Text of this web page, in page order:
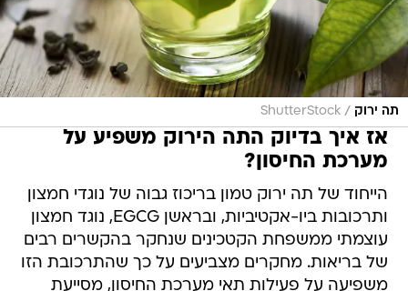
תה ירוק /
ShutterStock
אז איך בדיוק התה הירוק משפיע על
מערכת החיסון?
הייחוד של תה ירוק טמון בריכוז גבוה של נוגדי חמצון
ותרכובות ביו-אקטיביות, ובראשן EGCG, נוגד חמצון
עוצמתי ממשפחת הקטכינים שנחקר בהקשרים רבים
של בריאות. מחקרים מצביעים על כך שהתרכובת הזו
משפיעה על פעילות תאי מערכת החיסון, מסייעת